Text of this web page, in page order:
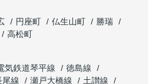
円座町 仏生山町
勝瑞
高松町
気鉄道琴平線
徳島線
尾線 瀬戸大橋線
土讃線